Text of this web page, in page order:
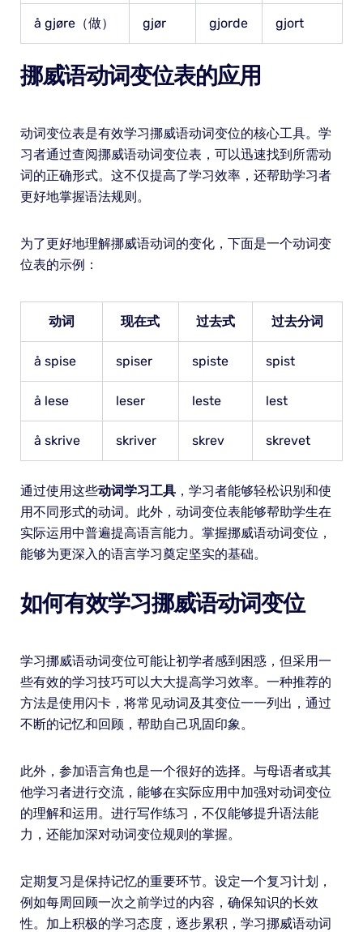
å gjøre（做） gjør gjorde gjort
挪威语动词变位表的应用
动词变位表是有效学习挪威语动词变位的核心工具。学
习者通过查阅挪威语动词变位表，可以迅速找到所需动
词的正确形式。这不仅提高了学习效率，还帮助学习者
更好地掌握语法规则。
为了更好地理解挪威语动词的变化，下面是一个动词变
位表的示例：
动词 现在式 过去式 过去分词
å spise spiser spiste spist
å lese leser leste lest
å skrive skriver skrev skrevet
通过使用这些动词学习工具，学习者能够轻松识别和使
用不同形式的动词。此外，动词变位表能够帮助学生在
实际运用中普遍提高语言能力。掌握挪威语动词变位，
能够为更深入的语言学习奠定坚实的基础。
如何有效学习挪威语动词变位
学习挪威语动词变位可能让初学者感到困惑，但采用一
些有效的学习技巧可以大大提高学习效率。一种推荐的
方法是使用闪卡，将常见动词及其变位一一列出，通过
不断的记忆和回顾，帮助自己巩固印象。
此外，参加语言角也是一个很好的选择。与母语者或其
他学习者进行交流，能够在实际应用中加强对动词变位
的理解和运用。进行写作练习，不仅能够提升语法能
力，还能加深对动词变位规则的掌握。
定期复习是保持记忆的重要环节。设定一个复习计划，
例如每周回顾一次之前学过的内容，确保知识的长效
性。加上积极的学习态度，逐步累积，学习挪威语动词